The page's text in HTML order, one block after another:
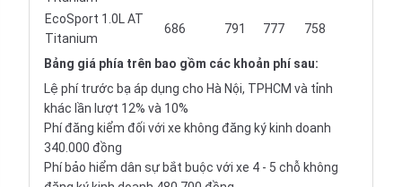
EcoSport 1.0L AT
Titanium
686 791 777 758
Bảng giá phía trên bao gồm các khoản phí sau:
Lệ phí trước bạ áp dụng cho Hà Nội, TPHCM và tỉnh
khác lần lượt 12% và 10%
Phí đăng kiểm đối với xe không đăng ký kinh doanh
340.000 đồng
Phí bảo hiểm dân sự bắt buộc với xe 4 - 5 chỗ không